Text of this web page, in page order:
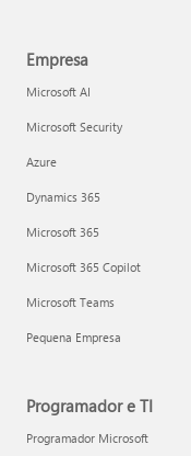
Empresa
Microsoft AI
Microsoft Security
Azure
Dynamics 365
Microsoft 365
Microsoft 365 Copilot
Microsoft Teams
Pequena Empresa
Programador e TI
Programador Microsoft